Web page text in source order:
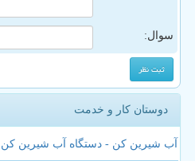
سوال:
دوستان کار و خدمت
آب شیرین کن - دستگاه آب شیرین کن